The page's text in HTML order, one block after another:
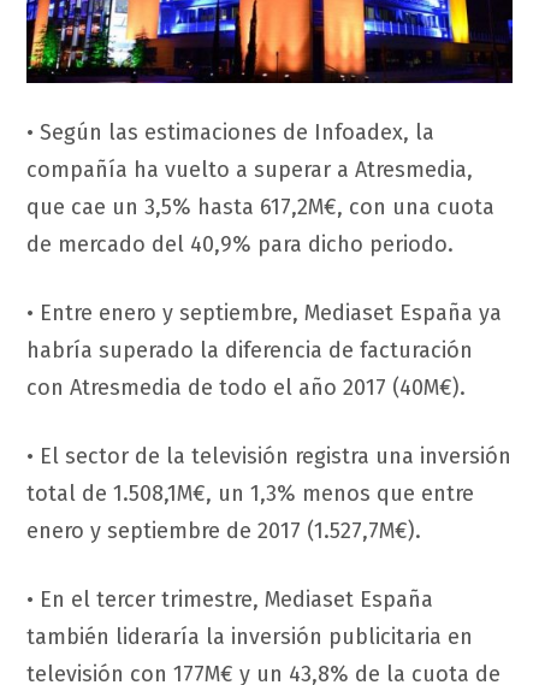
• Según las estimaciones de Infoadex, la
compañía ha vuelto a superar a Atresmedia,
que cae un 3,5% hasta 617,2M€, con una cuota
de mercado del 40,9% para dicho periodo.
• Entre enero y septiembre, Mediaset España ya
habría superado la diferencia de facturación
con Atresmedia de todo el año 2017 (40M€).
• El sector de la televisión registra una inversión
total de 1.508,1M€, un 1,3% menos que entre
enero y septiembre de 2017 (1.527,7M€).
• En el tercer trimestre, Mediaset España
también lideraría la inversión publicitaria en
televisión con 177M€ y un 43,8% de la cuota de